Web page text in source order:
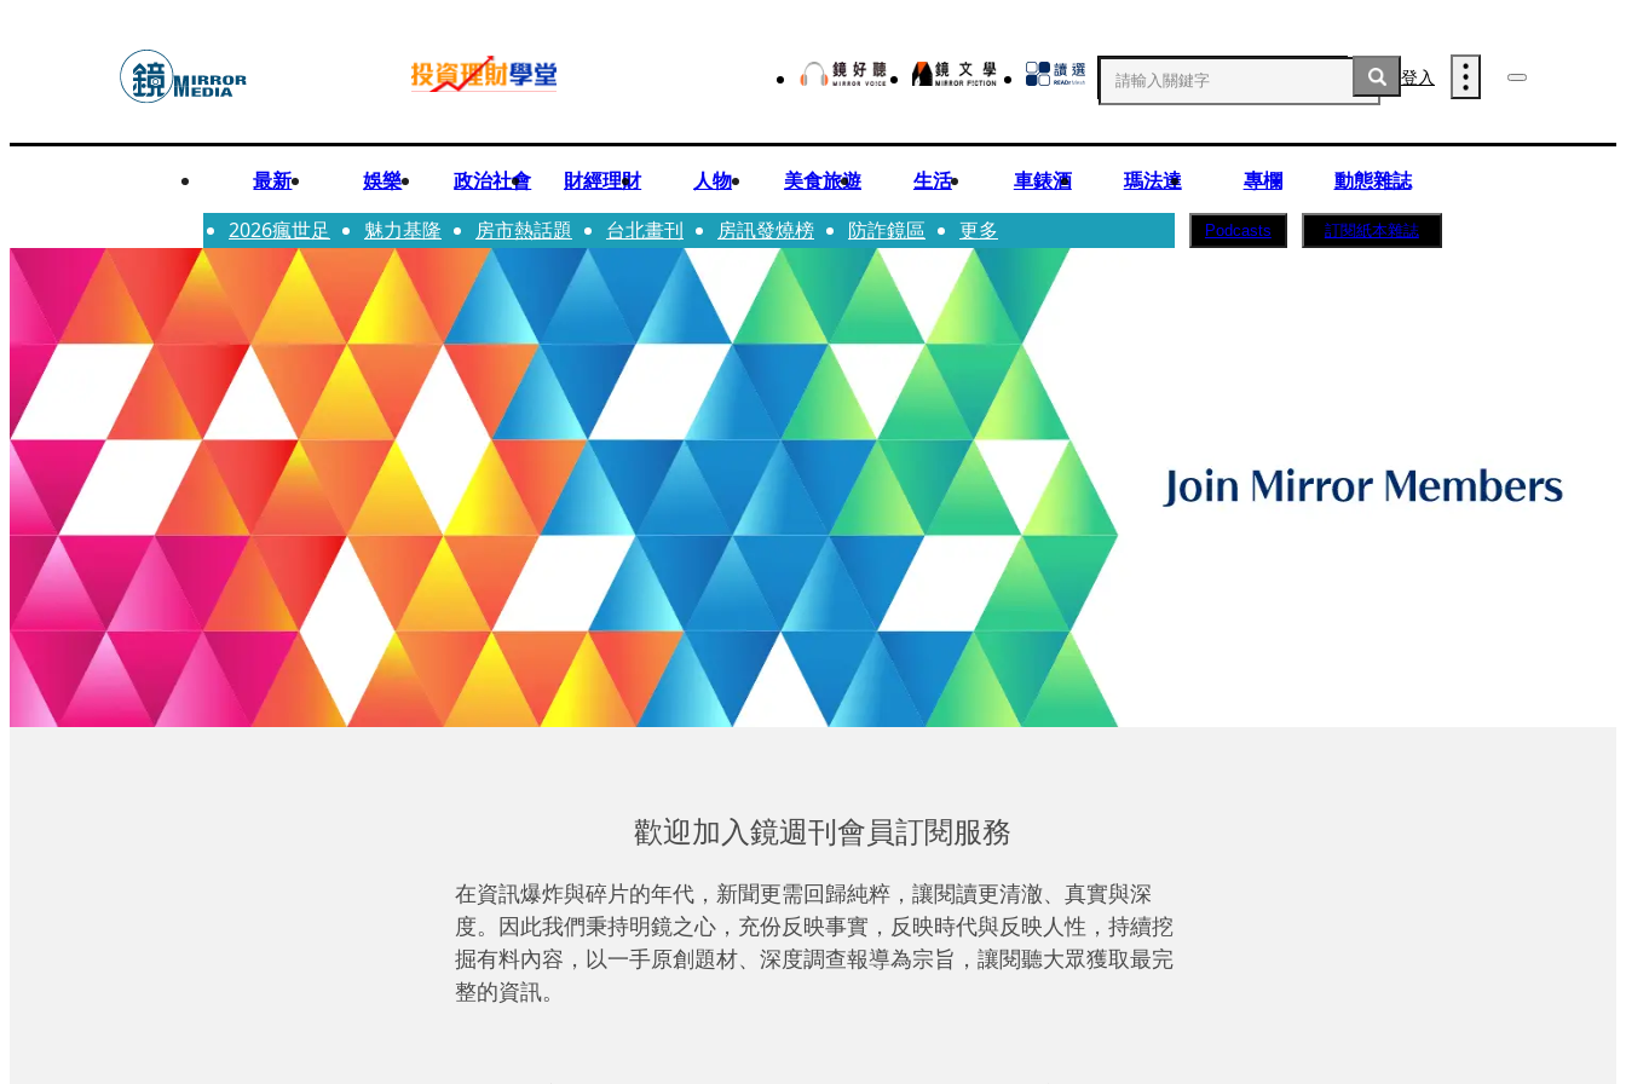
登入
最新 娛樂 政治社會 財經理財 人物 美食旅遊 生活 車錶酒 瑪法達 專欄
動態雜誌
2026瘋世足
魅力基隆 房市熱話題 台北畫刊 房訊發燒榜 防詐鏡區 更多 Podcasts 訂閱紙本雜誌
歡迎加入鏡週刊會員訂閱服務
在資訊爆炸與碎片的年代，新聞更需回歸純粹，讓閱讀更清澈、真實與深
度。因此我們秉持明鏡之心，充份反映事實，反映時代與反映人性，持續挖
掘有料內容，以一手原創題材、深度調查報導為宗旨，讓閱聽大眾獲取最完
整的資訊。